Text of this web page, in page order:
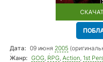
Дата: 09 июня 2005
(переиздание)
Жанр: GOG, RPG, Action, 1st